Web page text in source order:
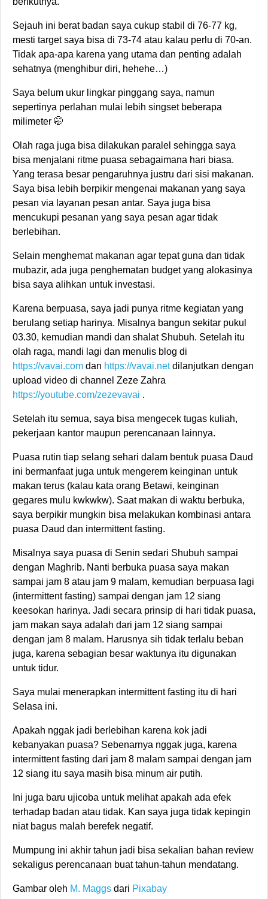
Sejauh ini berat badan saya cukup stabil di 76-77 kg,
mesti target saya bisa di 73-74 atau kalau perlu di 70-an.
Tidak apa-apa karena yang utama dan penting adalah
sehatnya (menghibur diri, hehehe…)
Saya belum ukur lingkar pinggang saya, namun
sepertinya perlahan mulai lebih singset beberapa
milimeter 🤭
Olah raga juga bisa dilakukan paralel sehingga saya
bisa menjalani ritme puasa sebagaimana hari biasa.
Yang terasa besar pengaruhnya justru dari sisi makanan.
Saya bisa lebih berpikir mengenai makanan yang saya
pesan via layanan pesan antar. Saya juga bisa
mencukupi pesanan yang saya pesan agar tidak
berlebihan.
Selain menghemat makanan agar tepat guna dan tidak
mubazir, ada juga penghematan budget yang alokasinya
bisa saya alihkan untuk investasi.
Karena berpuasa, saya jadi punya ritme kegiatan yang
berulang setiap harinya. Misalnya bangun sekitar pukul
03.30, kemudian mandi dan shalat Shubuh. Setelah itu
olah raga, mandi lagi dan menulis blog di
https://vavai.com dan https://vavai.netdilanjutkan dengan
upload video di channel Zeze Zahra
https://youtube.com/zezevavai .
Setelah itu semua, saya bisa mengecek tugas kuliah,
pekerjaan kantor maupun perencanaan lainnya.
Puasa rutin tiap selang sehari dalam bentuk puasa Daud
ini bermanfaat juga untuk mengerem keinginan untuk
makan terus (kalau kata orang Betawi, keinginan
gegares mulu kwkwkw). Saat makan di waktu berbuka,
saya berpikir mungkin bisa melakukan kombinasi antara
puasa Daud dan intermittent fasting.
Misalnya saya puasa di Senin sedari Shubuh sampai
dengan Maghrib. Nanti berbuka puasa saya makan
sampai jam 8 atau jam 9 malam, kemudian berpuasa lagi
(intermittent fasting) sampai dengan jam 12 siang
keesokan harinya. Jadi secara prinsip di hari tidak puasa,
jam makan saya adalah dari jam 12 siang sampai
dengan jam 8 malam. Harusnya sih tidak terlalu beban
juga, karena sebagian besar waktunya itu digunakan
untuk tidur.
Saya mulai menerapkan intermittent fasting itu di hari
Selasa ini.
Apakah nggak jadi berlebihan karena kok jadi
kebanyakan puasa? Sebenarnya nggak juga, karena
intermittent fasting dari jam 8 malam sampai dengan jam
12 siang itu saya masih bisa minum air putih.
Ini juga baru ujicoba untuk melihat apakah ada efek
terhadap badan atau tidak. Kan saya juga tidak kepingin
niat bagus malah berefek negatif.
Mumpung ini akhir tahun jadi bisa sekalian bahan review
sekaligus perencanaan buat tahun-tahun mendatang.
Gambar oleh M. Maggs dari Pixabay